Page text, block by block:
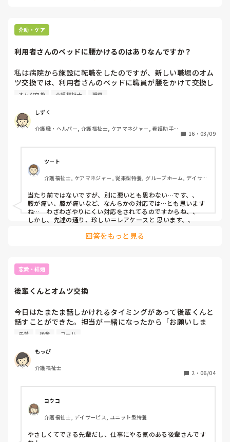
介助・ケア
利用者さんのベッドに腰かけるのはありなんですか？
私は病院から施設に転職をしたのですが、新しい職場のオム
ツ交換では、利用者さんのベッドに職員が腰をかけて交換し
ていて驚きました。感染対策や、プライベート空間保護など
のベッドに腰かけてなにかをするのは当たり前の感覚なので
オムツ交換 介護福祉士 職員
しずく
介護職・ヘルパー, 介護福祉士, ケアマネジャー, 看護助手,
祉士
16 ・ 03/09
ツート
介護福祉士, ケアマネジャー, 従来型特養, グループホーム, デイサー
当たり前ではないですが、別に悪いとも思わない…です、、
腰が痛い、膝が痛いなど、なんらかの対応では…とも思います
ね…　わざわざやりにくい対応をされてるのですからね、、
しかし、先述の通り、珍しい＝レアケースと 思います、、
回答をもっと見る
恋愛・結婚
後輩くんとオムツ交換
今日はたまたま話しかけれるタイミングがあって後輩くんと
話すことができた。担当が一緒になったから「お願いしま
す〜」って言って。
輩くんがリハビリ前で、シーツまで失禁してたから一緒に全
更衣介助して。
やっぱリハビリスタッフはオムツ交換とかシーツまで失禁し
た時の対応に慣れてないから、後輩くんもオドオドしてて😂
「引き出しから取ってほしい」って頼めばよかったものの、
自分でわざわざ後輩くんのいる方に回って取りに行ったもん
だから「なんでも言って下さい」って言わせてしまった😂
（ごめんね〜）と思いながら、後輩くんに指示出しながら一
ちょっと嫌な人に思われたかな〜😅ザ・介護に関することは
失禁 後輩 コール
もっぴ
介護福祉士
2 ・ 06/04
ヨウコ
介護福祉士, デイサービス, ユニット型特養
やさしくてできる先輩だし、仕事にやる気のある後輩さんです